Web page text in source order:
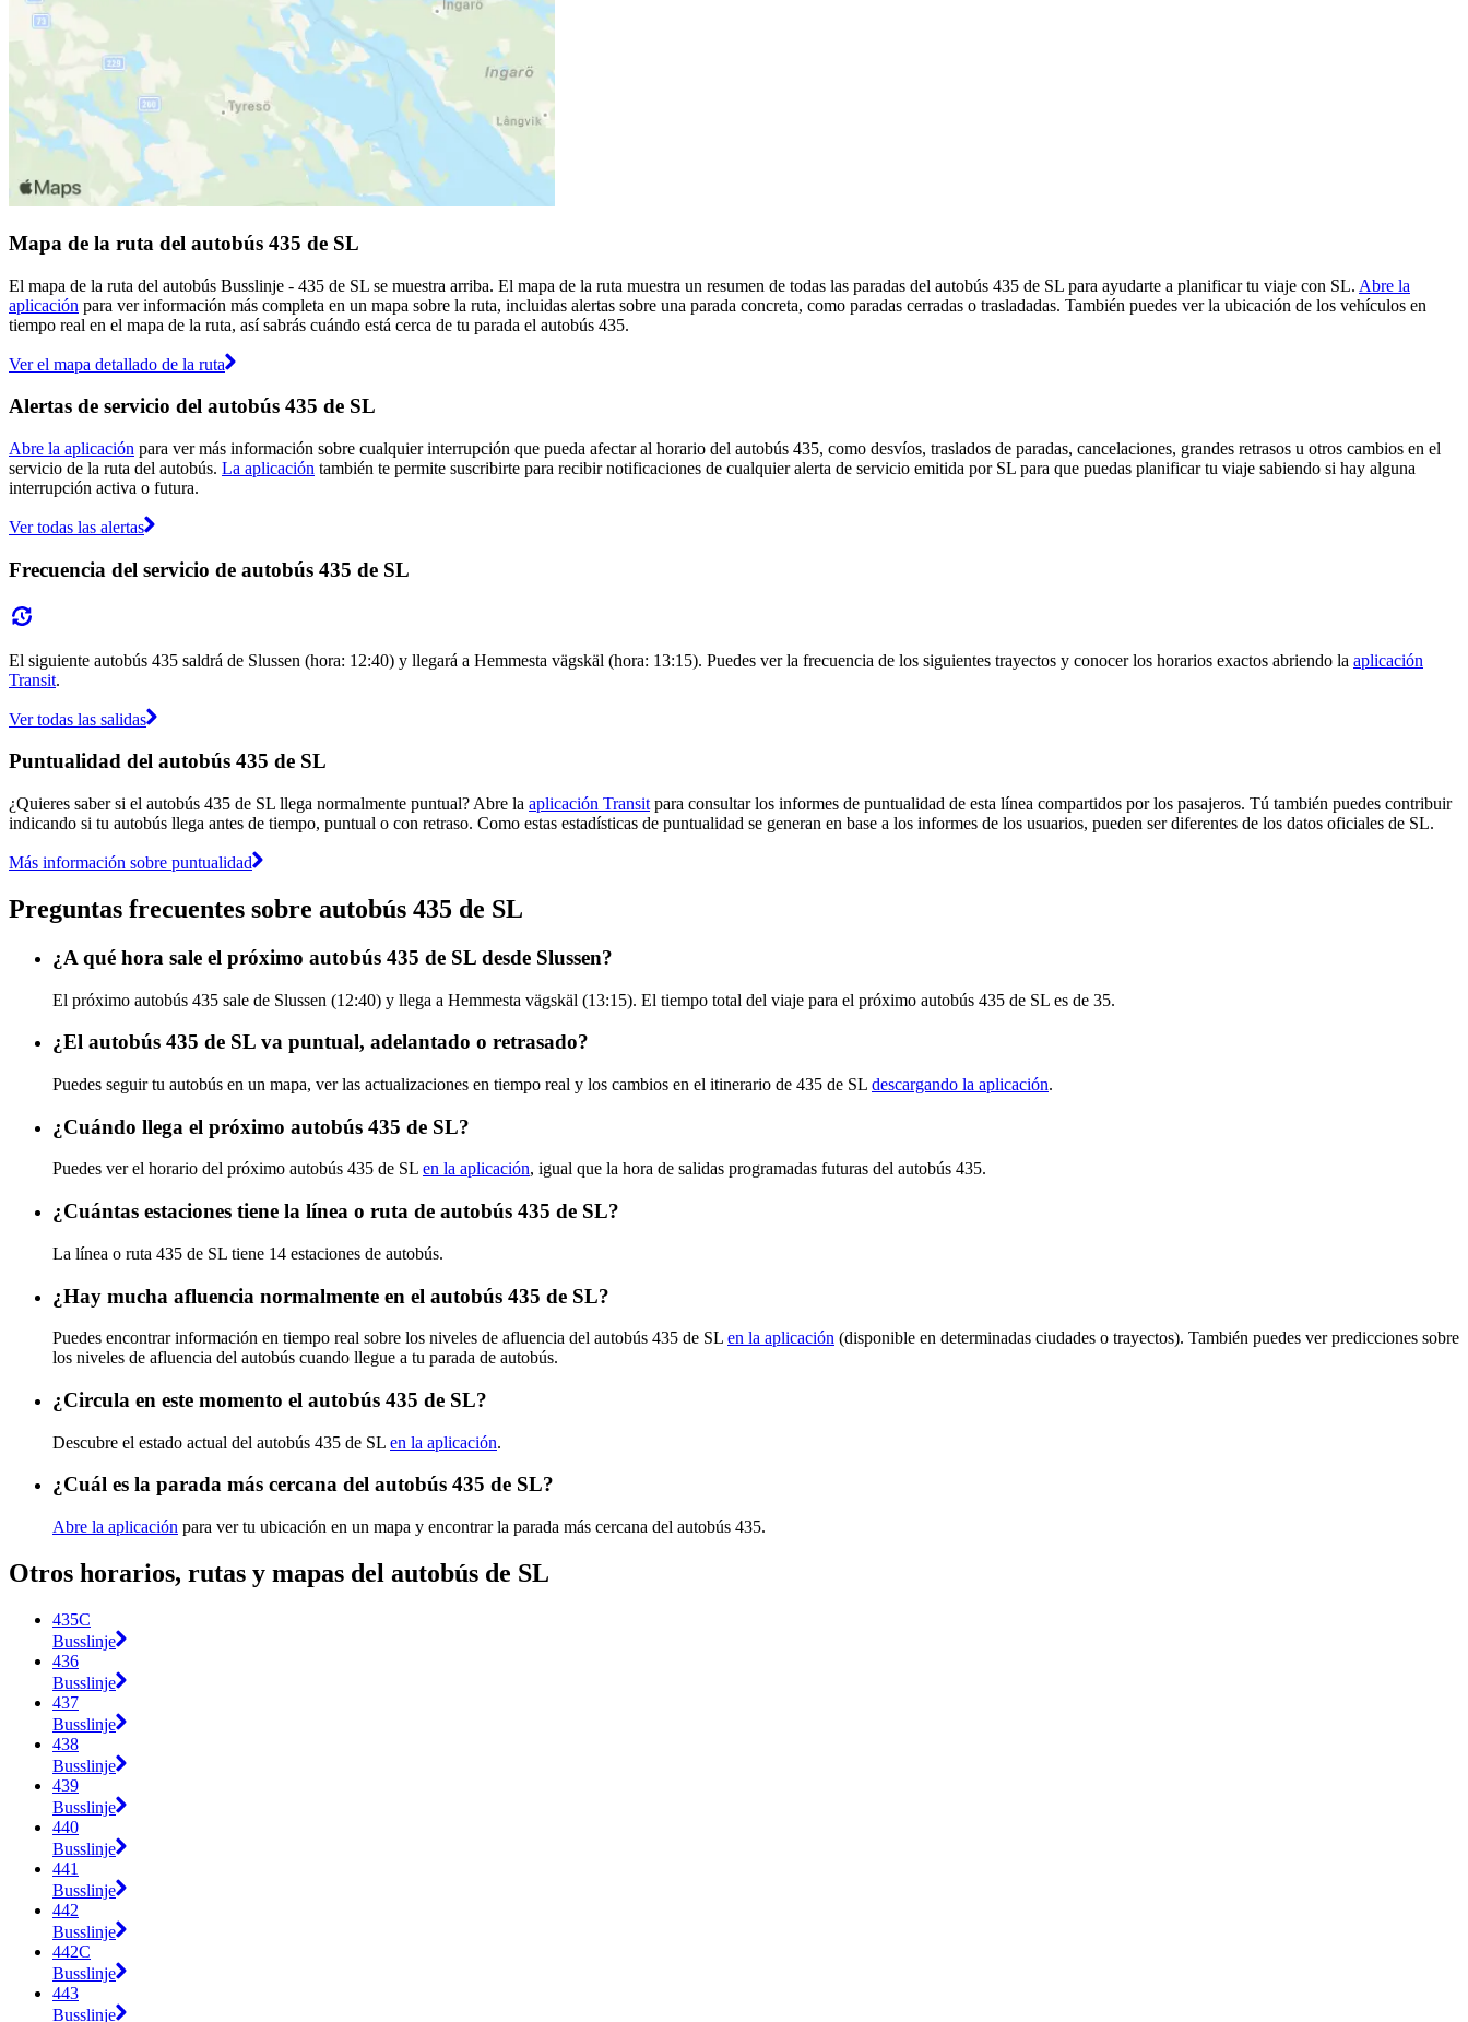
Mapa de la ruta del autobús 435 de SL
El mapa de la ruta del autobús Busslinje - 435 de SL se muestra arriba. El mapa de la ruta muestra un resumen de todas las paradas del autobús 435 de SL para ayudarte a planificar tu viaje con SL. Abre la
aplicación para ver información más completa en un mapa sobre la ruta, incluidas alertas sobre una parada concreta, como paradas cerradas o trasladadas. También puedes ver la ubicación de los vehículos en
tiempo real en el mapa de la ruta, así sabrás cuándo está cerca de tu parada el autobús 435.
Ver el mapa detallado de la ruta
Alertas de servicio del autobús 435 de SL
Abre la aplicación para ver más información sobre cualquier interrupción que pueda afectar al horario del autobús 435, como desvíos, traslados de paradas, cancelaciones, grandes retrasos u otros cambios en el
servicio de la ruta del autobús. La aplicación también te permite suscribirte para recibir notificaciones de cualquier alerta de servicio emitida por SL para que puedas planificar tu viaje sabiendo si hay alguna
interrupción activa o futura.
Ver todas las alertas
Frecuencia del servicio de autobús 435 de SL
El siguiente autobús 435 saldrá de Slussen (hora: 12:40) y llegará a Hemmesta vägskäl (hora: 13:15). Puedes ver la frecuencia de los siguientes trayectos y conocer los horarios exactos abriendo la aplicación
Transit.
Ver todas las salidas
Puntualidad del autobús 435 de SL
¿Quieres saber si el autobús 435 de SL llega normalmente puntual? Abre la aplicación Transit para consultar los informes de puntualidad de esta línea compartidos por los pasajeros. Tú también puedes contribuir
indicando si tu autobús llega antes de tiempo, puntual o con retraso. Como estas estadísticas de puntualidad se generan en base a los informes de los usuarios, pueden ser diferentes de los datos oficiales de SL.
Más información sobre puntualidad
Preguntas frecuentes sobre autobús 435 de SL
¿A qué hora sale el próximo autobús 435 de SL desde Slussen?
El próximo autobús 435 sale de Slussen (12:40) y llega a Hemmesta vägskäl (13:15). El tiempo total del viaje para el próximo autobús 435 de SL es de 35.
¿El autobús 435 de SL va puntual, adelantado o retrasado?
Puedes seguir tu autobús en un mapa, ver las actualizaciones en tiempo real y los cambios en el itinerario de 435 de SL descargando la aplicación.
¿Cuándo llega el próximo autobús 435 de SL?
Puedes ver el horario del próximo autobús 435 de SL en la aplicación, igual que la hora de salidas programadas futuras del autobús 435.
¿Cuántas estaciones tiene la línea o ruta de autobús 435 de SL?
La línea o ruta 435 de SL tiene 14 estaciones de autobús.
¿Hay mucha afluencia normalmente en el autobús 435 de SL?
Puedes encontrar información en tiempo real sobre los niveles de afluencia del autobús 435 de SL en la aplicación (disponible en determinadas ciudades o trayectos). También puedes ver predicciones sobre
los niveles de afluencia del autobús cuando llegue a tu parada de autobús.
¿Circula en este momento el autobús 435 de SL?
Descubre el estado actual del autobús 435 de SL en la aplicación.
¿Cuál es la parada más cercana del autobús 435 de SL?
Abre la aplicación para ver tu ubicación en un mapa y encontrar la parada más cercana del autobús 435.
Otros horarios, rutas y mapas del autobús de SL
435C
Busslinje
436
Busslinje
437
Busslinje
438
Busslinje
439
Busslinje
440
Busslinje
441
Busslinje
442
Busslinje
442C
Busslinje
443
Busslinje